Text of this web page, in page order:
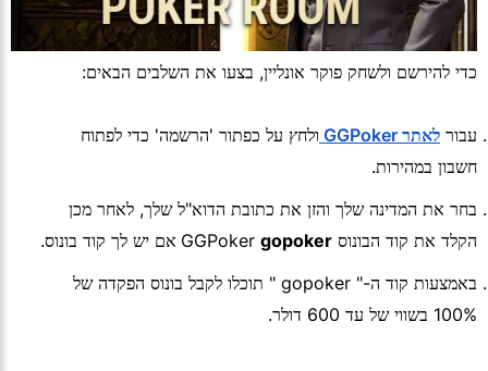
כדי להירשם ולשחק פוקר אונליין, בצעו את השלבים הבאים:
עבור לאתר GGPoker
ולחץ על כפתור 'הרשמה' כדי לפתוח
חשבון במהירות.
בחר את המדינה שלך והזן את כתובת הדוא"ל שלך, לאחר מכן
הקלד את קוד הבונוס GGPoker gopoker
אם יש לך קוד בונוס.
באמצעות קוד ה-" gopoker " תוכלו לקבל בונוס הפקדה של
100% בשווי של עד 600 דולר.